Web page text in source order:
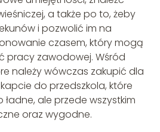
a także po to, żeby
i pozwolić im na
czasem, który mogą
pracy zawodowej. Wśród
należy wówczas zakupić dla
do przedszkola, które
ale przede wszystkim
oraz wygodne.